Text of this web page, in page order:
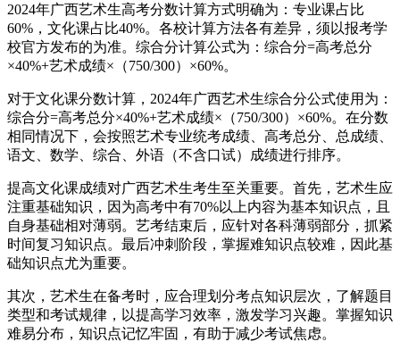
2024年广西艺术生高考分数计算方式明确为：专业课占比
60%，文化课占比40%。各校计算方法各有差异，须以报考学
校官方发布的为准。综合分计算公式为：综合分=高考总分
×40%+艺术成绩×（750/300）×60%。
对于文化课分数计算，2024年广西艺术生综合分公式使用为：
综合分=高考总分×40%+艺术成绩×（750/300）×60%。在分数
相同情况下，会按照艺术专业统考成绩、高考总分、总成绩、
语文、数学、综合、外语（不含口试）成绩进行排序。
提高文化课成绩对广西艺术生考生至关重要。首先，艺术生应
注重基础知识，因为高考中有70%以上内容为基本知识点，且
自身基础相对薄弱。艺考结束后，应针对各科薄弱部分，抓紧
时间复习知识点。最后冲刺阶段，掌握难知识点较难，因此基
础知识点尤为重要。
其次，艺术生在备考时，应合理划分考点知识层次，了解题目
类型和考试规律，以提高学习效率，激发学习兴趣。掌握知识
难易分布，知识点记忆牢固，有助于减少考试焦虑。